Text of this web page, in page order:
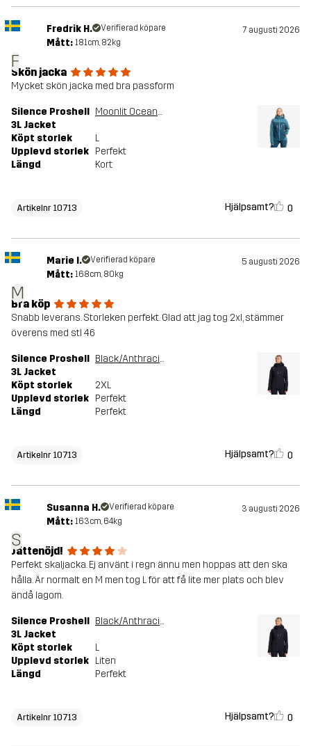
F
Fredrik H. Verifierad köpare 7 augusti 2026
Mått: 181cm, 82kg
Skön jacka
Mycket skön jacka med bra passform
Silence Proshell
3L Jacket
Moonlit Ocean/Blue Ashes
Köpt storlek
L
Upplevd storlek Perfekt
Längd
Kort
Artikelnr 10713 Hjälpsamt? 0
M
Marie I. Verifierad köpare 5 augusti 2026
Mått: 168cm, 80kg
Bra köp
Snabb leverans. Storleken perfekt. Glad att jag tog 2xl, stämmer
överens med stl 46
Silence Proshell
3L Jacket
Black/Anthracite
Köpt storlek
2XL
Upplevd storlek Perfekt
Längd
Perfekt
Artikelnr 10713 Hjälpsamt? 0
S
Susanna H. Verifierad köpare 3 augusti 2026
Mått: 163cm, 64kg
Jättenöjd!
Perfekt skaljacka. Ej använt i regn ännu men hoppas att den ska
hålla. Är normalt en M men tog L för att få lite mer plats och blev
ändå lagom.
Silence Proshell
3L Jacket
Black/Anthracite
Köpt storlek
L
Upplevd storlek Liten
Längd
Perfekt
Artikelnr 10713 Hjälpsamt? 0